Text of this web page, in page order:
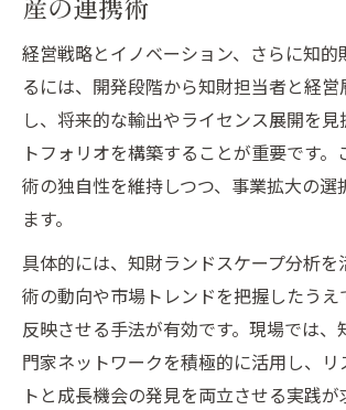
イノベーション事例で学ぶ競争
り方
輸出市場で生きるイノベーシ
践
経営現場で役立つイノベーシ
は
経営戦略とイノベーション、さらに知的
るには、開発段階から知財担当者と経
し、将来的な輸出やライセンス展開を見
トフォリオを構築することが重要です。
術の独自性を維持しつつ、事業拡大の選
ます。
具体的には、知財ランドスケープ分析を
術の動向や市場トレンドを把握したうえ
反映させる手法が有効です。現場では、
門家ネットワークを積極的に活用し、
トと成長機会の発見を両立させる実践が